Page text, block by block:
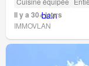
Il y a 30+ jours
IMMOVLAN